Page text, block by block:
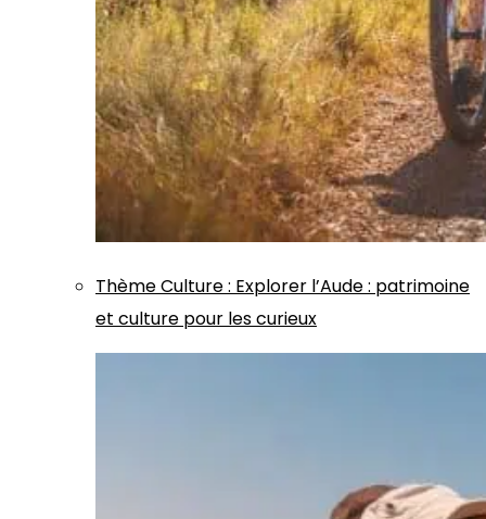
ThèmeCulture: Explorer l’Aude : patrimoine
et culture pour les curieux